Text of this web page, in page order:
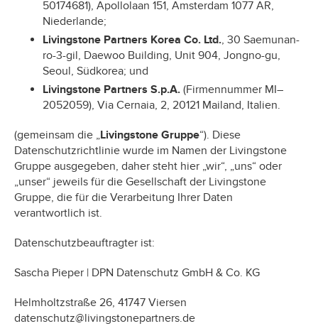
50174681), Apollolaan 151, Amsterdam 1077 AR,
Niederlande;
Livingstone Partners Korea Co. Ltd., 30 Saemunan-
ro-3-gil, Daewoo Building, Unit 904, Jongno-gu,
Seoul, Südkorea; und
Livingstone Partners S.p.A. (Firmennummer MI–
2052059), Via Cernaia, 2, 20121 Mailand, Italien.
(gemeinsam die „Livingstone Gruppe“). Diese
Datenschutzrichtlinie wurde im Namen der Livingstone
Gruppe ausgegeben, daher steht hier „wir“, „uns“ oder
„unser“ jeweils für die Gesellschaft der Livingstone
Gruppe, die für die Verarbeitung Ihrer Daten
verantwortlich ist.
Datenschutzbeauftragter ist:
Sascha Pieper | DPN Datenschutz GmbH & Co. KG
Helmholtzstraße 26, 41747 Viersen
datenschutz@livingstonepartners.de